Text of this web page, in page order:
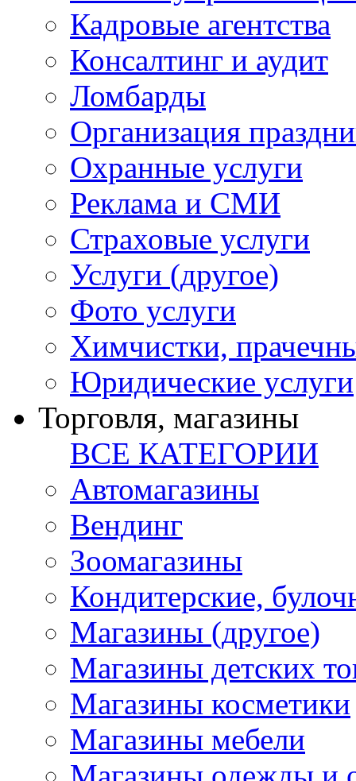
Кадровые агентства
Консалтинг и аудит
Ломбарды
Организация
Охранные услуги
Реклама и СМИ
Страховые услуги
Услуги (другое)
Фото услуги
Химчистки,
Юридические услуги
Торговля, магазины
ВСЕ КАТЕГОРИИ
Автомагазины
Вендинг
Зоомагазины
Кондитерские,
Магазины (другое)
Магазины детских
Магазины косметики
Магазины мебели